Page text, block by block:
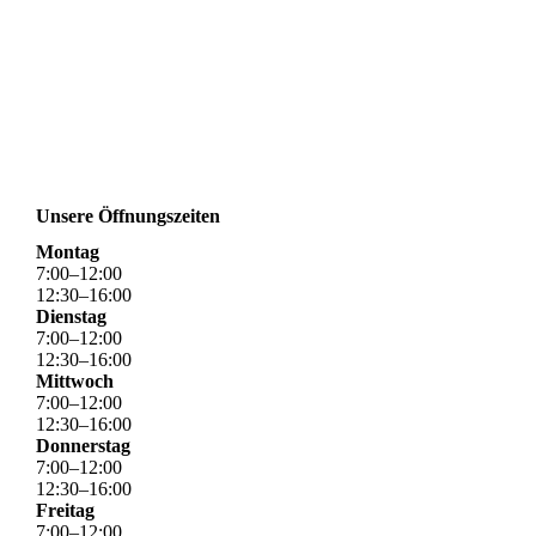
Unsere Öffnungszeiten
Montag
7:00–12:00
12:30–16:00
Dienstag
7:00–12:00
12:30–16:00
Mittwoch
7:00–12:00
12:30–16:00
Donnerstag
7:00–12:00
12:30–16:00
Freitag
7:00–12:00